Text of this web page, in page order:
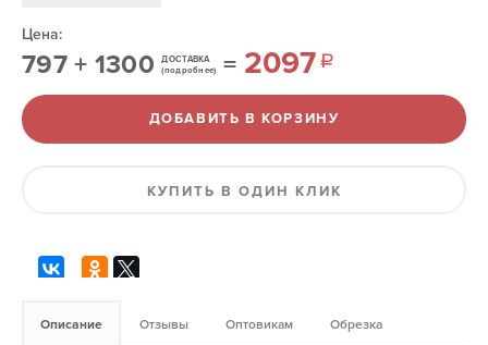
Цена:
797+ 1300ДОСТАВКА
(подробнее)
= 2097
ДОБАВИТЬ В КОРЗИНУ
КУПИТЬ В ОДИН КЛИК
Описание Отзывы Оптовикам Обрезка